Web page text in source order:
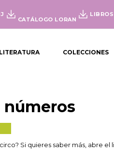
CATÁLOGO LORAN
COLECCIONES
números
Si quieres saber más, abre